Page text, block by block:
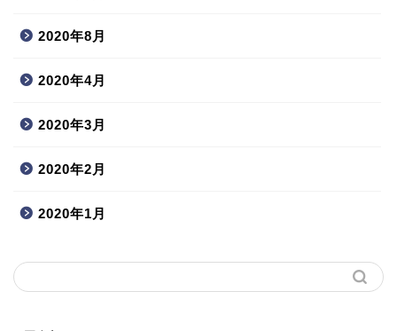
2020年8月
2020年4月
2020年3月
2020年2月
2020年1月